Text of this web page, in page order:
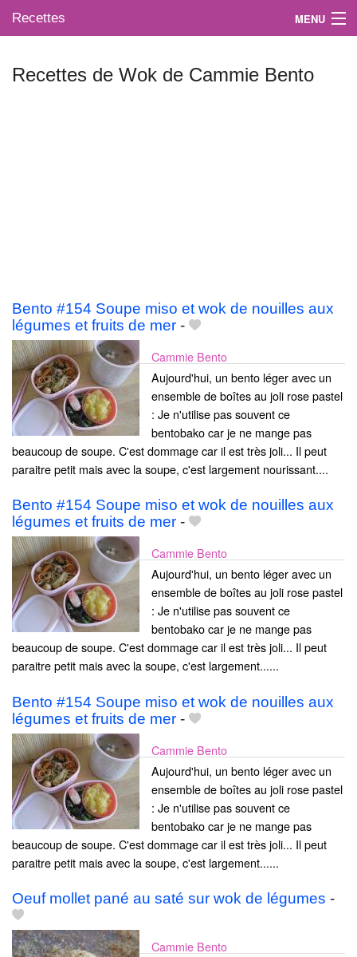
Recettes MENU
Recettes de Wok de Cammie Bento
Bento #154 Soupe miso et wok de nouilles aux
légumes et fruits de mer -
Cammie Bento
Aujourd'hui, un bento léger avec un
ensemble de boîtes au joli rose pastel
: Je n'utilise pas souvent ce
bentobako car je ne mange pas
beaucoup de soupe. C'est dommage car il est très joli... Il peut
paraitre petit mais avec la soupe, c'est largement nourissant....
Bento #154 Soupe miso et wok de nouilles aux
légumes et fruits de mer -
Cammie Bento
Aujourd'hui, un bento léger avec un
ensemble de boîtes au joli rose pastel
: Je n'utilise pas souvent ce
bentobako car je ne mange pas
beaucoup de soupe. C'est dommage car il est très joli... Il peut
paraitre petit mais avec la soupe, c'est largement......
Bento #154 Soupe miso et wok de nouilles aux
légumes et fruits de mer -
Cammie Bento
Aujourd'hui, un bento léger avec un
ensemble de boîtes au joli rose pastel
: Je n'utilise pas souvent ce
bentobako car je ne mange pas
beaucoup de soupe. C'est dommage car il est très joli... Il peut
paraitre petit mais avec la soupe, c'est largement......
Oeuf mollet pané au saté sur wok de légumes -
Cammie Bento